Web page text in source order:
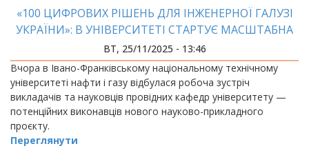
«100 ЦИФРОВИХ РІШЕНЬ ДЛЯ ІНЖЕНЕРНОЇ ГАЛУЗІ
УКРАЇНИ»: В УНІВЕРСИТЕТІ СТАРТУЄ МАСШТАБНА
ІНІЦІАТИВА
ВТ, 25/11/2025 - 13:46
Вчора в Івано-Франківському національному технічному
університеті нафти і газу відбулася робоча зустріч
викладачів та науковців провідних кафедр університету —
потенційних виконавців нового науково-прикладного
проєкту.
Переглянути